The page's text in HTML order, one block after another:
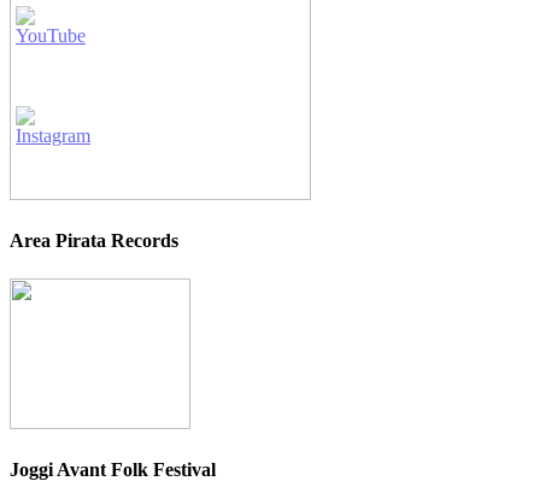
Area Pirata Records
Joggi Avant Folk Festival